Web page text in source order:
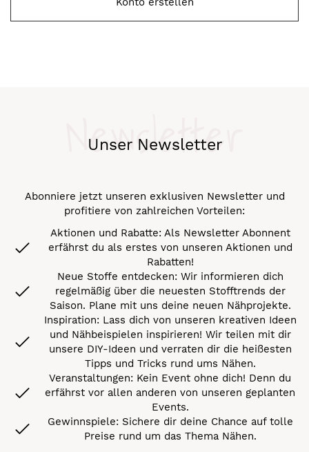
Unser Newsletter
Newsletter
Abonniere jetzt unseren exklusiven Newsletter und
profitiere von zahlreichen Vorteilen:
Aktionen und Rabatte: Als Newsletter Abonnent
erfährst du als erstes von unseren Aktionen und
Rabatten!
Neue Stoffe entdecken: Wir informieren dich
regelmäßig über die neuesten Stofftrends der
Saison. Plane mit uns deine neuen Nähprojekte.
Inspiration: Lass dich von unseren kreativen Ideen
und Nähbeispielen inspirieren! Wir teilen mit dir
unsere DIY-Ideen und verraten dir die heißesten
Tipps und Tricks rund ums Nähen.
Veranstaltungen: Kein Event ohne dich! Denn du
erfährst vor allen anderen von unseren geplanten
Events.
Gewinnspiele: Sichere dir deine Chance auf tolle
Preise rund um das Thema Nähen.